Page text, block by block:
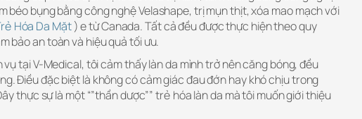
béo bụng bằng công nghệ Velashape, trị mụn thịt, xóa mao mạch với
Hóa Da Mặt) e từ Canada. Tất cả đều được thực hiện theo quy
bảo an toàn và hiệu quả tối ưu.
vụ tại V-Medical, tôi cảm thấy làn da mình trở nên căng bóng, đều
Điều đặc biệt là không có cảm giác đau đớn hay khó chịu trong
thực sự là một “”thần dược”” trẻ hóa làn da mà tôi muốn giới thiệu